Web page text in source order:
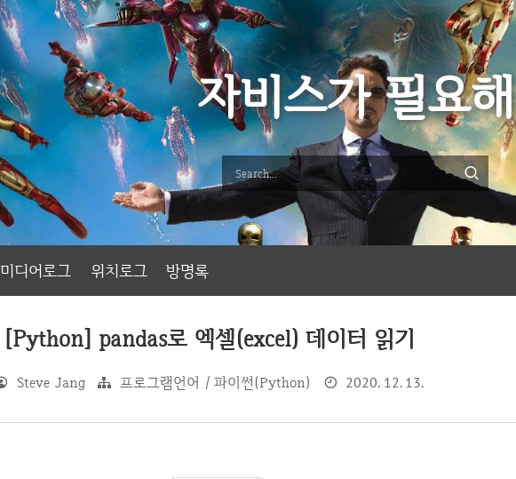
자비스가 필요해
미디어로그 위치로그 방명록
[Python] pandas로 엑셀(excel) 데이터 읽기
Steve Jang 프로그램언어 / 파이썬(Python) 2020. 12. 13.